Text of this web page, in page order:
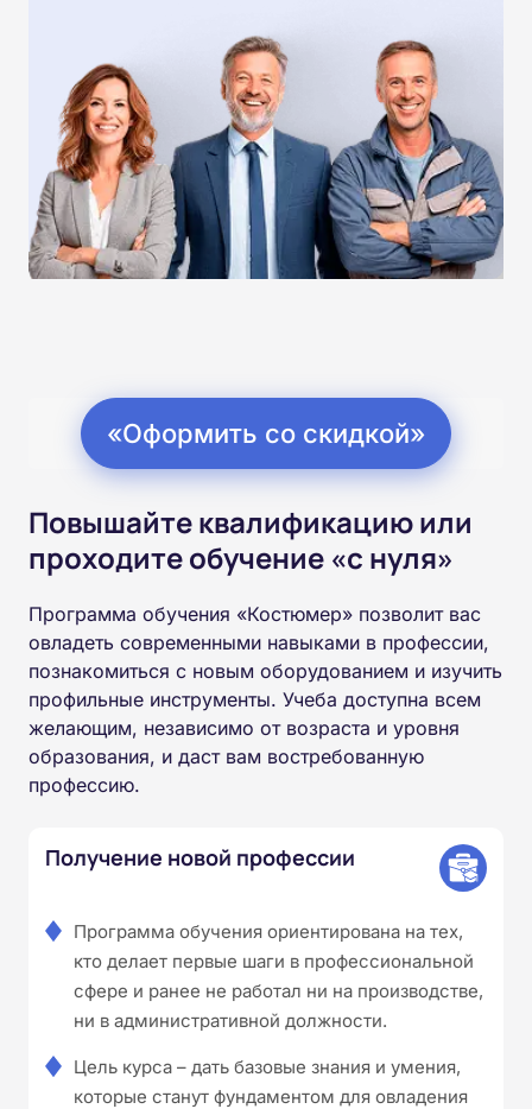
«Оформить со скидкой»
Повышайте квалификацию или
проходите обучение «с нуля»
Программа обучения «Костюмер» позволит вас
овладеть современными навыками в профессии,
познакомиться с новым оборудованием и изучить
профильные инструменты. Учеба доступна всем
желающим, независимо от возраста и уровня
образования, и даст вам востребованную
профессию.
Получение новой профессии
Программа обучения ориентирована на тех,
кто делает первые шаги в профессиональной
сфере и ранее не работал ни на производстве,
ни в административной должности.
Цель курса – дать базовые знания и умения,
которые станут фундаментом для овладения